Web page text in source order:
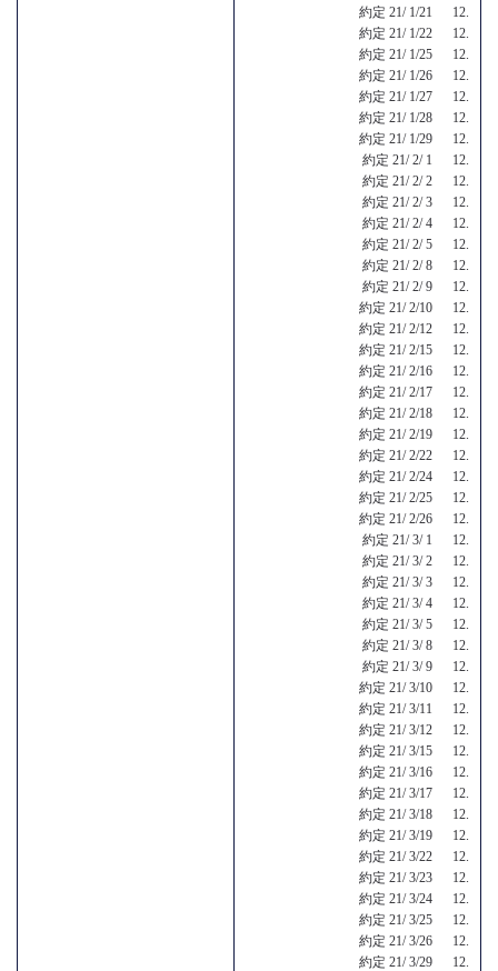
約定 21/ 1/21 12.
約定 21/ 1/22 12.
約定 21/ 1/25 12.
約定 21/ 1/26 12.
約定 21/ 1/27 12.
約定 21/ 1/28 12.
約定 21/ 1/29 12.
約定 21/ 2/ 1 12.
約定 21/ 2/ 2 12.
約定 21/ 2/ 3 12.
約定 21/ 2/ 4 12.
約定 21/ 2/ 5 12.
約定 21/ 2/ 8 12.
約定 21/ 2/ 9 12.
約定 21/ 2/10 12.
約定 21/ 2/12 12.
約定 21/ 2/15 12.
約定 21/ 2/16 12.
約定 21/ 2/17 12.
約定 21/ 2/18 12.
約定 21/ 2/19 12.
約定 21/ 2/22 12.
約定 21/ 2/24 12.
約定 21/ 2/25 12.
約定 21/ 2/26 12.
約定 21/ 3/ 1 12.
約定 21/ 3/ 2 12.
約定 21/ 3/ 3 12.
約定 21/ 3/ 4 12.
約定 21/ 3/ 5 12.
約定 21/ 3/ 8 12.
約定 21/ 3/ 9 12.
約定 21/ 3/10 12.
約定 21/ 3/11 12.
約定 21/ 3/12 12.
約定 21/ 3/15 12.
約定 21/ 3/16 12.
約定 21/ 3/17 12.
約定 21/ 3/18 12.
約定 21/ 3/19 12.
約定 21/ 3/22 12.
約定 21/ 3/23 12.
約定 21/ 3/24 12.
約定 21/ 3/25 12.
約定 21/ 3/26 12.
約定 21/ 3/29 12.